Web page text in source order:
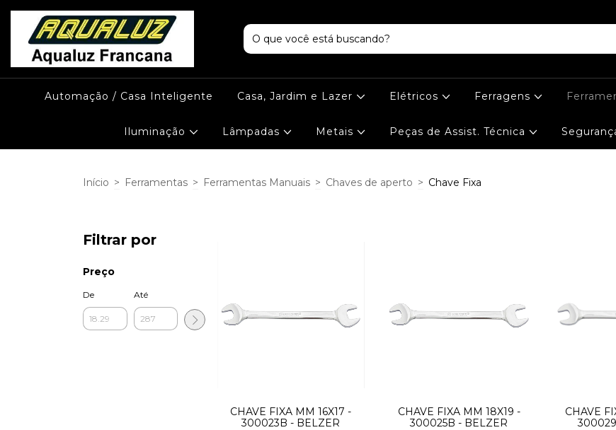
Automação / Casa Inteligente Casa, Jardim e Lazer Elétricos Ferragens
Iluminação Lâmpadas Metais Peças de Assist. Técnica
Início > Ferramentas > Ferramentas Manuais > Chaves de aperto > Chave Fixa
Filtrar por
Preço
De Até
CHAVE FIXA MM 16X17 -
300023B - BELZER
CHAVE FIXA MM 18X19 -
300025B - BELZER
CHAVE